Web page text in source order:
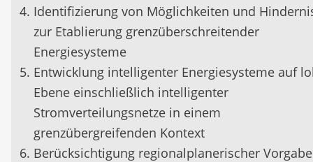
Identifizierung von Möglichkeiten und
zur Etablierung grenzüberschreitender
Energiesysteme
Entwicklung intelligenter Energiesysteme auf
Ebene einschließlich intelligenter
Stromverteilungsnetze in einem
grenzübergreifenden Kontext
Berücksichtigung regionalplanerischer